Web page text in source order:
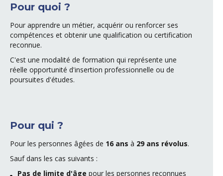
Pour quoi ?
Pour apprendre un métier, acquérir ou renforcer ses
compétences et obtenir une qualification ou certification
reconnue.
C'est une modalité de formation qui représente une
réelle opportunité d'insertion professionnelle ou de
poursuites d'études.
Pour qui ?
Pour les personnes âgées de 16 ans à 29 ans révolus.
Sauf dans les cas suivants :
Pas de limite d'âge pour les personnes reconnues